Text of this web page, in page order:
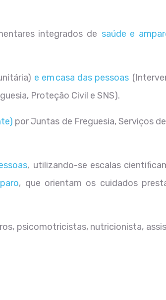
integrados de saúde e
e em casa das pessoas
Proteção Civil e SNS).
por Juntas de Freguesia, Serviços
, utilizando-se escalas
, que orientam os cuidados
psicomotricistas, nutricionista,